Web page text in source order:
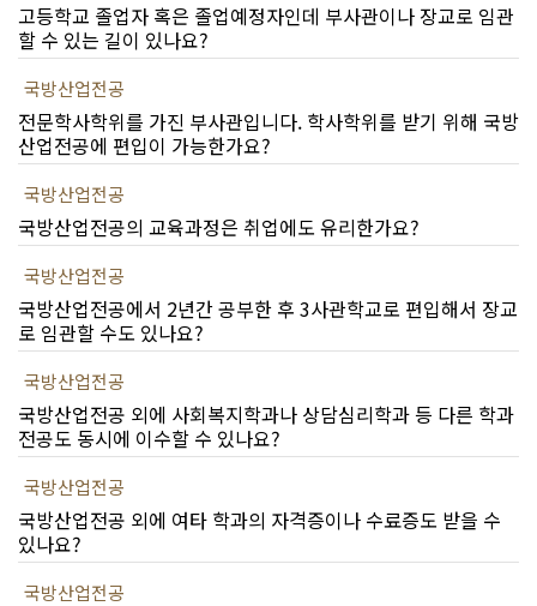
고등학교 졸업자 혹은 졸업예정자인데 부사관이나 장교로 임관
할 수 있는 길이 있나요?
국방산업전공
전문학사학위를 가진 부사관입니다. 학사학위를 받기 위해 국방
산업전공에 편입이 가능한가요?
국방산업전공
국방산업전공의 교육과정은 취업에도 유리한가요?
국방산업전공
국방산업전공에서 2년간 공부한 후 3사관학교로 편입해서 장교
로 임관할 수도 있나요?
국방산업전공
국방산업전공 외에 사회복지학과나 상담심리학과 등 다른 학과
전공도 동시에 이수할 수 있나요?
국방산업전공
국방산업전공 외에 여타 학과의 자격증이나 수료증도 받을 수
있나요?
국방산업전공